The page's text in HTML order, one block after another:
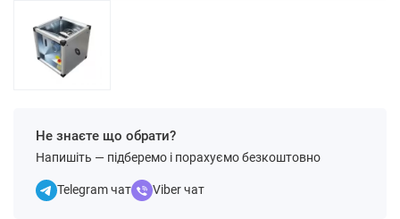
Не знаєте що обрати?
Напишіть — підберемо і порахуємо безкоштовно
Telegram чат Viber чат